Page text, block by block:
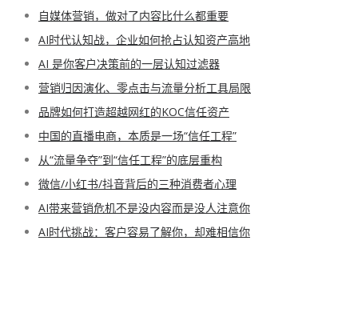
自媒体营销，做对了内容比什么都重要
AI时代认知战，企业如何抢占认知资产高地
AI 是你客户决策前的一层认知过滤器
营销归因演化、零点击与流量分析工具局限
品牌如何打造超越网红的KOC信任资产
中国的直播电商，本质是一场“信任工程”
从“流量争夺”到“信任工程”的底层重构
微信/小红书/抖音背后的三种消费者心理
AI带来营销危机不是没内容而是没人注意你
AI时代挑战：客户容易了解你，却难相信你